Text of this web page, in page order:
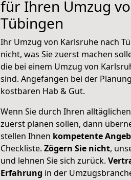
für Ihren Umzug
Tübingen
Ihr Umzug von Karlsruhe nach
nicht, was Sie zuerst machen
die bei einem Umzug von
sind. Angefangen bei der
kostbaren Hab & Gut.
Wenn Sie durch Ihren
zuerst planen sollen, dann
stellen Ihnen kompetente
Checkliste. Zögern Sie nicht,
und lehnen Sie sich zurück.
Erfahrung in der